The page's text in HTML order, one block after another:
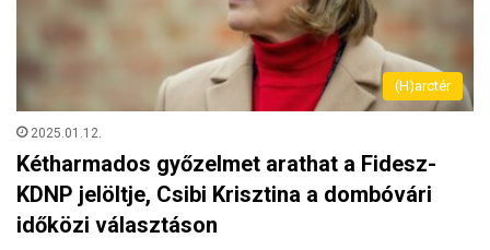
(H)arctér
2025.01.12.
Kétharmados győzelmet arathat a Fidesz-
KDNP jelöltje, Csibi Krisztina a dombóvári
időközi választáson